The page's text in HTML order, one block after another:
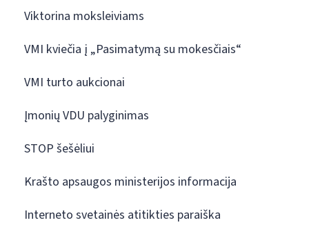
Viktorina moksleiviams
VMI kviečia į „Pasimatymą su mokesčiais“
VMI turto aukcionai
Įmonių VDU palyginimas
STOP šešėliui
Krašto apsaugos ministerijos informacija
Interneto svetainės atitikties paraiška